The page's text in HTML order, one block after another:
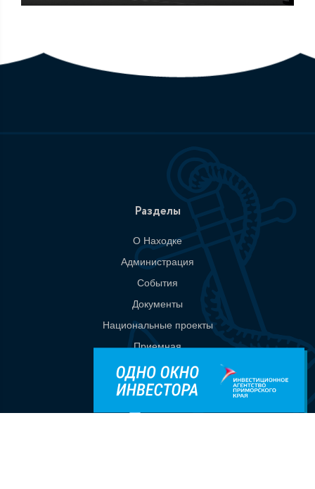
Разделы
О Находке
Администрация
События
Документы
Национальные проекты
Приемная
Контакты